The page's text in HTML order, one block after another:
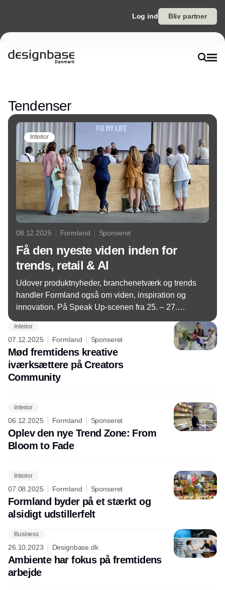
Log ind Bliv partner
Tendenser
Interior
08.12.2025 Formland Sponseret
Få den nyeste viden inden for
trends, retail & AI
Udover produktnyheder, branchenetværk og trends
handler Formland også om viden, inspiration og
innovation. På Speak Up-scenen fra 25. – 27.
topklasse, hvor førende eksperter deler deres
perspektiver på fremtidens forbrug, design og
teknologi.
Interior
07.12.2025 Formland Sponseret
Mød fremtidens kreative
iværksættere på Creators
Community
Interior
06.12.2025 Formland Sponseret
Oplev den nye Trend Zone: From
Bloom to Fade
Interior
07.08.2025 Formland Sponseret
Formland byder på et stærkt og
alsidigt udstillerfelt
Business
26.10.2023 Designbase.dk
Ambiente har fokus på fremtidens
arbejde